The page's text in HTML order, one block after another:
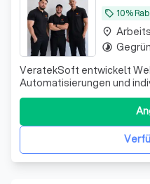
local_offer 10%
VeratekSoft entwickelt
Automatisierungen und
Wir helfen Unternehmen,
place
timelapse